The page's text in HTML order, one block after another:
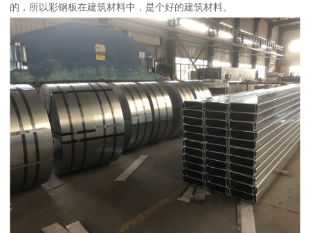
的，所以彩钢板在建筑材料中，是个好的建筑材料。